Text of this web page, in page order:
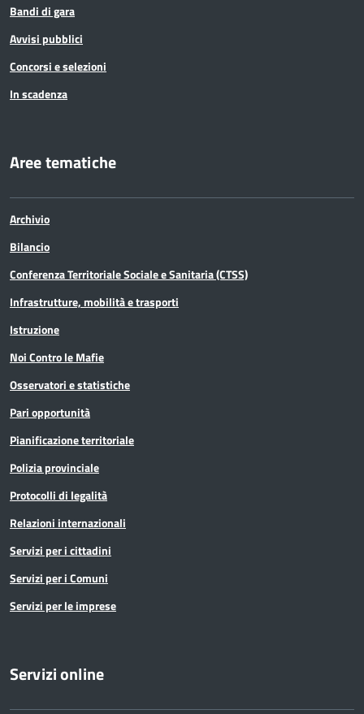
Bandi di gara
Avvisi pubblici
Concorsi e selezioni
In scadenza
Aree tematiche
Archivio
Bilancio
Conferenza Territoriale Sociale e Sanitaria (CTSS)
Infrastrutture, mobilità e trasporti
Istruzione
Noi Contro le Mafie
Osservatori e statistiche
Pari opportunità
Pianificazione territoriale
Polizia provinciale
Protocolli di legalità
Relazioni internazionali
Servizi per i cittadini
Servizi per i Comuni
Servizi per le imprese
Servizi online